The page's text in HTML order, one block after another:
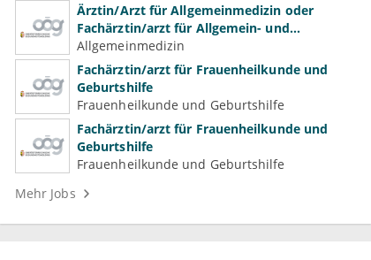
Ärztin/Arzt für Allgemeinmedizin oder
Fachärztin/arzt für Allgemein- und
Familienmedizin für Psychiatrie und
Psychotherapeutische Medizin
Allgemeinmedizin
Fachärztin/arzt für Frauenheilkunde und
Geburtshilfe
Frauenheilkunde und Geburtshilfe
Fachärztin/arzt für Frauenheilkunde und
Geburtshilfe
Frauenheilkunde und Geburtshilfe
Mehr Jobs